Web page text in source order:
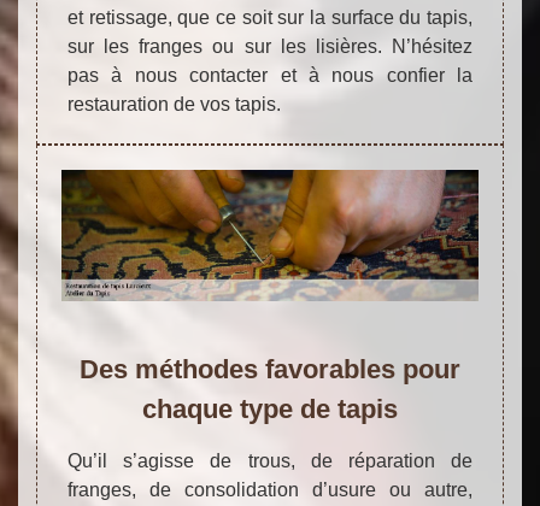
et retissage, que ce soit sur la surface du tapis,
sur les franges ou sur les lisières. N’hésitez
pas à nous contacter et à nous confier la
restauration de vos tapis.
Des méthodes favorables pour
chaque type de tapis
Qu’il s’agisse de trous, de réparation de
franges, de consolidation d’usure ou autre,